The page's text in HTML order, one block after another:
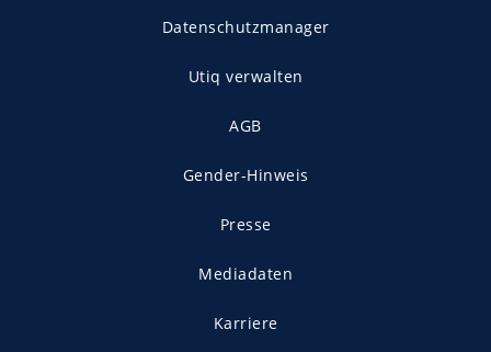
Datenschutzmanager
Utiq verwalten
AGB
Gender-Hinweis
Presse
Mediadaten
Karriere